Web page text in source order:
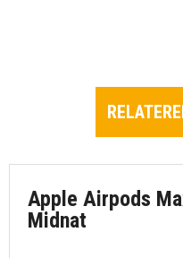
Apple Airpods
Midnat